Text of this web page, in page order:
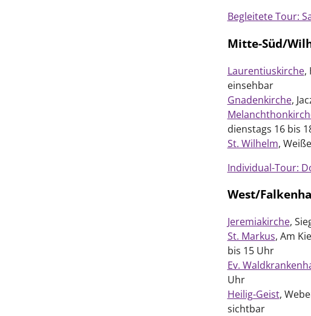
Begleitete Tour:
Mitte-Süd/
Laurentiuskirche,
einsehbar
Gnadenkirche,
dienstags 16 bis
St. Wilhelm,
Individual-Tour:
West/
Jeremiakirche,
St. Markus, Am
bis 15 Uhr
Ev.
Uhr
Heilig-Geist,
sichtbar